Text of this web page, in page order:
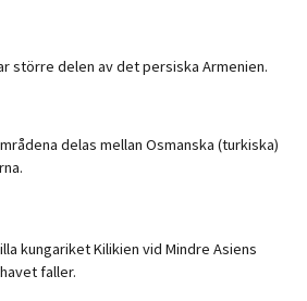
större delen av det persiska Armenien.
delas mellan Osmanska (turkiska)
kungariket Kilikien vid Mindre Asiens
faller.